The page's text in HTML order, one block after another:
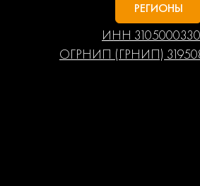
РЕГИОНЫ
ИНН
ОГРНИП (ГРНИП)